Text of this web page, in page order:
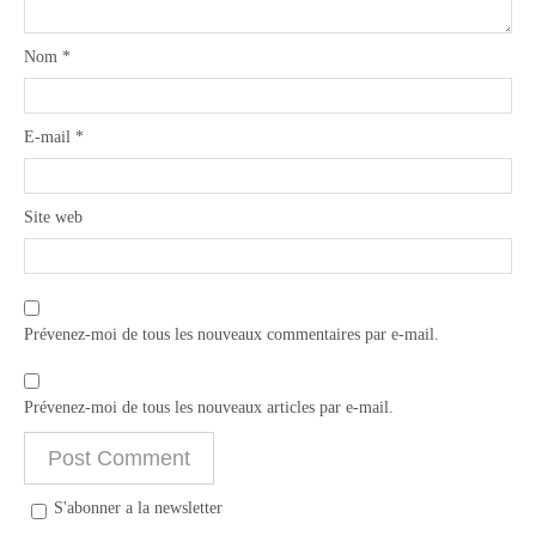
Nom *
E-mail *
Site web
Prévenez-moi de tous les nouveaux commentaires par e-mail.
Prévenez-moi de tous les nouveaux articles par e-mail.
S'abonner a la newsletter